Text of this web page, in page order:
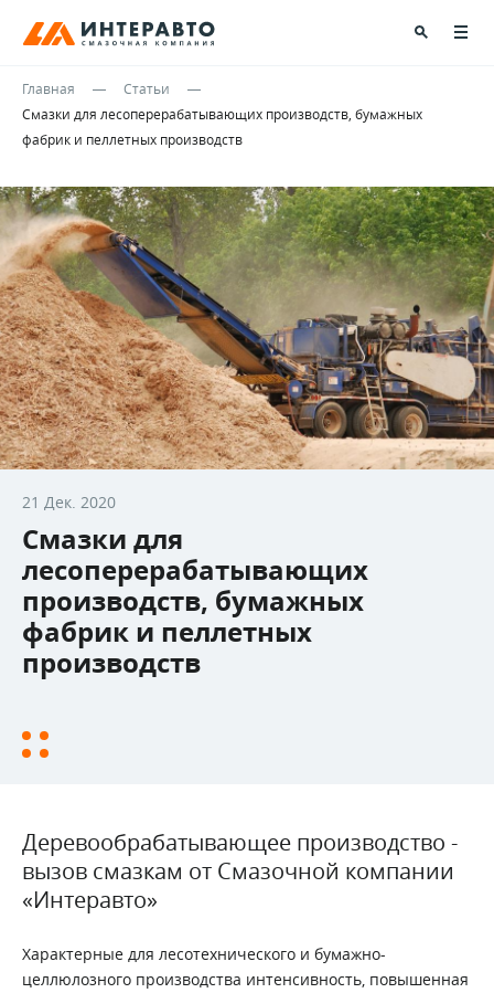
Главная
Статьи
Смазки для лесоперерабатывающих производств, бумажных
фабрик и пеллетных производств
21 Дек. 2020
Смазки для
лесоперерабатывающих
производств, бумажных
фабрик и пеллетных
производств
Деревообрабатывающее производство -
вызов смазкам от Смазочной компании
«Интеравто»
Характерные для лесотехнического и бумажно-
целлюлозного производства интенсивность, повышенная